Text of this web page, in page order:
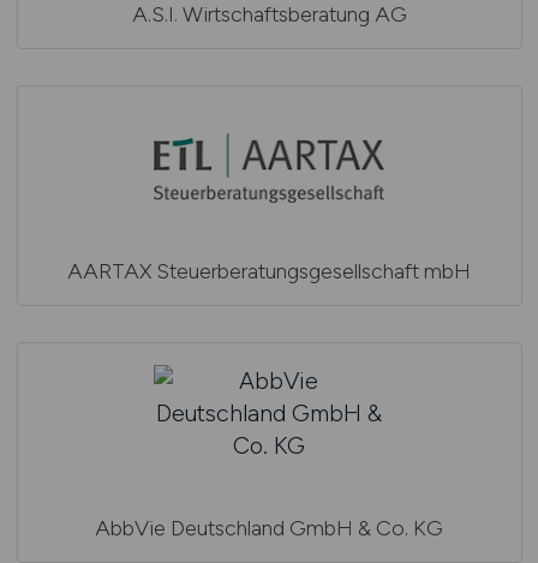
A.S.I. Wirtschaftsberatung AG
AARTAX Steuerberatungsgesellschaft mbH
AbbVie Deutschland GmbH & Co. KG